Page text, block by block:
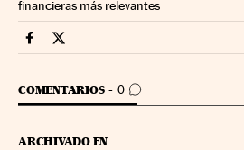
financieras más relevantes
Companias Cinco Días en Facebook
Companias Cinco Días en
COMENTARIOS 0
IR A LOS COMENTARIOS
ARCHIVADO EN